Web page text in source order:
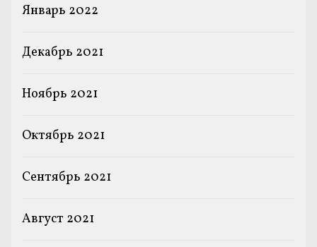
Январь 2022
Декабрь 2021
Ноябрь 2021
Октябрь 2021
Сентябрь 2021
Август 2021